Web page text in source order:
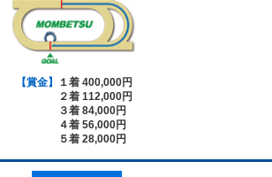
【賞金】
１着 400,000円
２着 112,000円
３着 84,000円
４着 56,000円
５着 28,000円